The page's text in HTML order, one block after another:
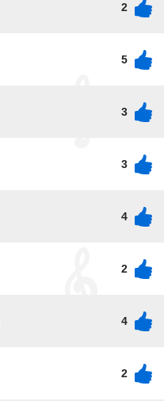
2
5
3
3
4
2
4
2